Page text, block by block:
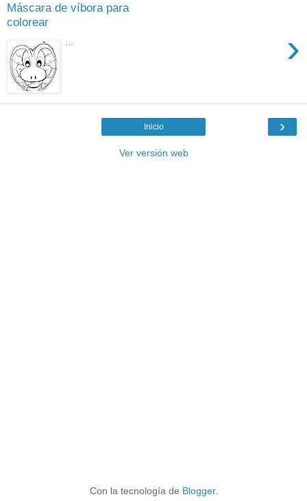
Máscara de víbora para
colorear
›
›
Inicio
Ver versión web
Con la tecnología de Blogger.